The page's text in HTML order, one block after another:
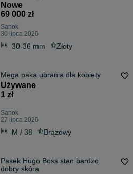
Nowe
69 000 zł
Sanok
30 lipca 2026
30-36 mm Złoty
Mega paka ubrania dla kobiety
Używane
1 zł
Sanok
27 lipca 2026
M / 38 Brązowy
Pasek Hugo Boss stan bardzo
dobry skóra